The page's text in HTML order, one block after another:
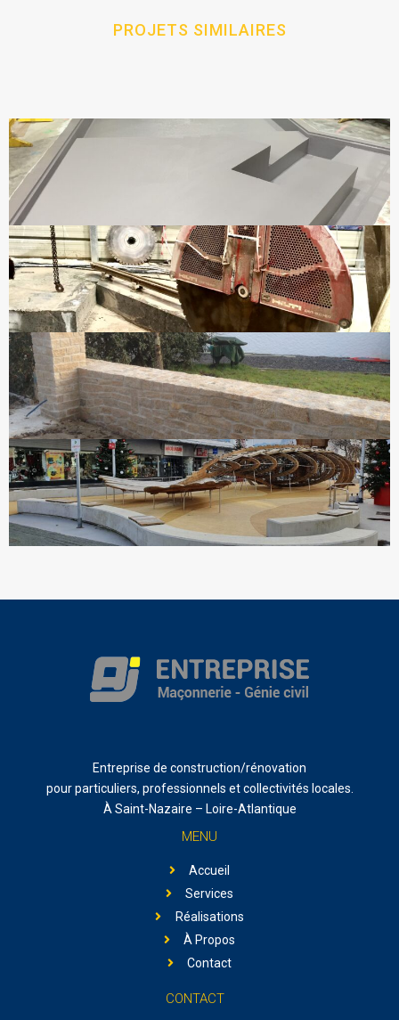
PROJETS SIMILAIRES​
Entreprise de construction/rénovation
pour particuliers, professionnels et collectivités locales.
À Saint-Nazaire – Loire-Atlantique
MENU
Accueil
Services
Réalisations
À Propos
Contact
CONTACT